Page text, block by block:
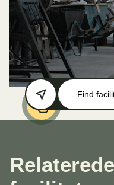
Find
Relaterede